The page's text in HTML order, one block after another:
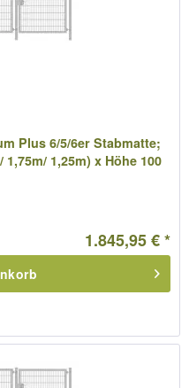
Plus 6/5/6er Stabmatte;
1,25m) x Höhe 100
1.845,95 € *